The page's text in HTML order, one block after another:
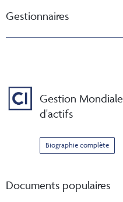
Gestionnaires
Gestion Mondiale
d'actifs
Biographie complète
Documents populaires